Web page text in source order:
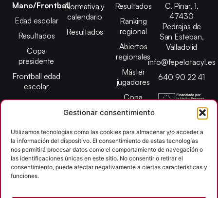
Gestionar consentimiento
Utilizamos tecnologías como las cookies para almacenar y/o acceder a
la información del dispositivo. El consentimiento de estas tecnologías
nos permitirá procesar datos como el comportamiento de navegación o
las identificaciones únicas en este sitio. No consentir o retirar el
consentimiento, puede afectar negativamente a ciertas características y
funciones.
Mano/Frontball
Edad escolar
Resultados
Copa
presidente
Frontball edad
escolar
Normativa y
calendario
Resultados
Resultados
Ranking
regional
Abiertos
regionales
Máster
jugadores
Copa
presidente
escolar
Campeonato
provincial
León
C. Pinar, 1,
47430
Pedrajas de
San Esteban,
Valladolid
info@fepelotacyl.es
640 90 22 41